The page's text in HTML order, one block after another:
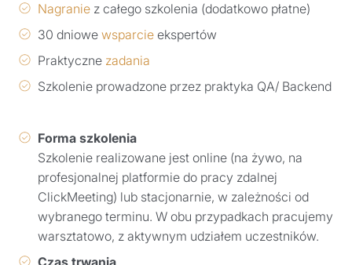
Nagranie z całego szkolenia (dodatkowo płatne)
30 dniowe wsparcie ekspertów
Praktyczne zadania
Szkolenie prowadzone przez praktyka QA/ Backend
Forma szkolenia
Szkolenie realizowane jest online (na żywo, na
profesjonalnej platformie do pracy zdalnej
ClickMeeting) lub stacjonarnie, w zależności od
wybranego terminu. W obu przypadkach pracujemy
warsztatowo, z aktywnym udziałem uczestników.
Czas trwania